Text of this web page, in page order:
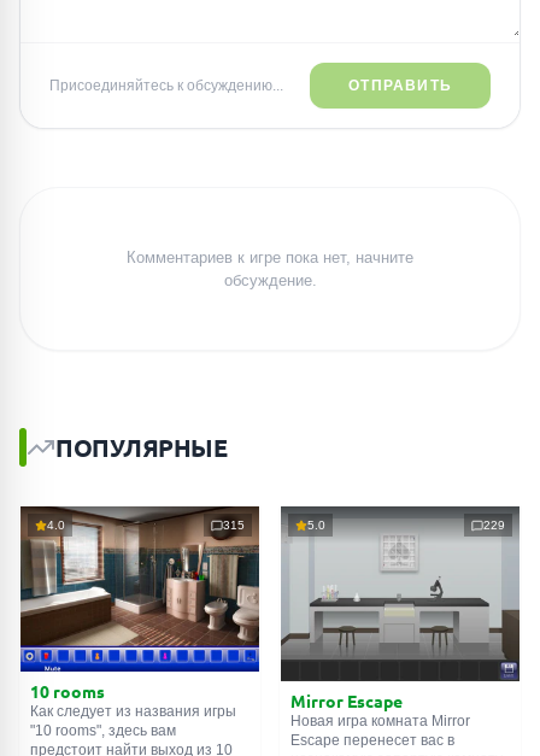
Присоединяйтесь к обсуждению... ОТПРАВИТЬ
Комментариев к игре пока нет, начните
обсуждение.
ПОПУЛЯРНЫЕ
4.0 315
10 rooms
Как следует из названия игры
"10 rooms", здесь вам
предстоит найти выход из 10
5.0 229
Mirror Escape
Новая игра комната Mirror
Escape перенесет вас в